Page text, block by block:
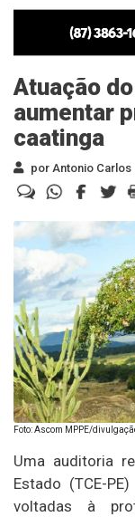
Atuação
aumentar
caatinga
por Antonio Carlos
Foto: Ascom MPPE/
Uma auditoria
Estado (TCE-
voltadas à